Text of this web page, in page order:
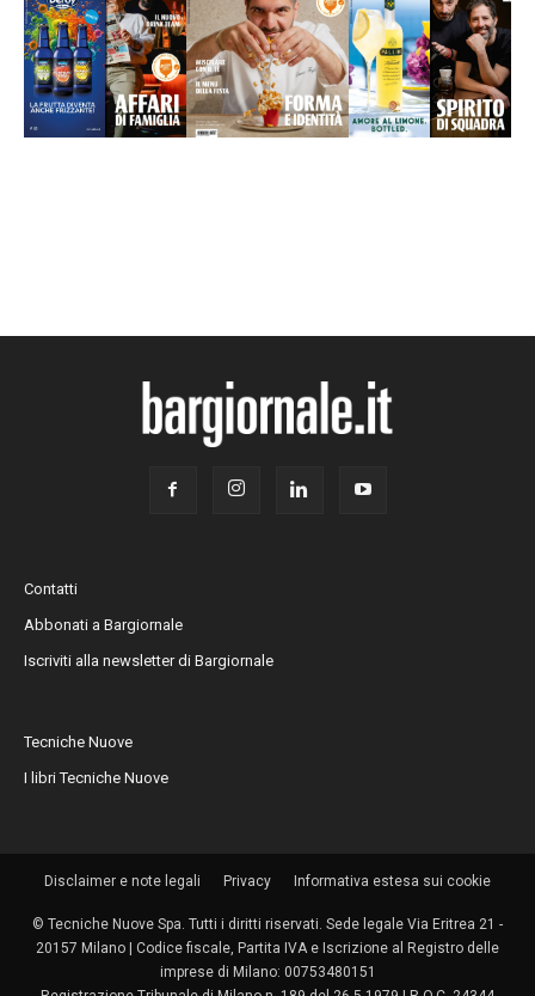
Contatti
Abbonati a Bargiornale
Iscriviti alla newsletter di Bargiornale
Tecniche Nuove
I libri Tecniche Nuove
Disclaimer e note legali Privacy Informativa estesa sui cookie
© Tecniche Nuove Spa. Tutti i diritti riservati. Sede legale Via Eritrea 21 -
20157 Milano | Codice fiscale, Partita IVA e Iscrizione al Registro delle
imprese di Milano: 00753480151